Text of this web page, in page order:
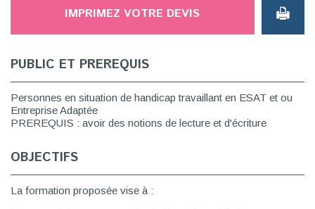
IMPRIMEZ VOTRE DEVIS
PUBLIC ET PREREQUIS
Personnes en situation de handicap travaillant en ESAT et ou
Entreprise Adaptée
PREREQUIS : avoir des notions de lecture et d'écriture
OBJECTIFS
La formation proposée vise à :